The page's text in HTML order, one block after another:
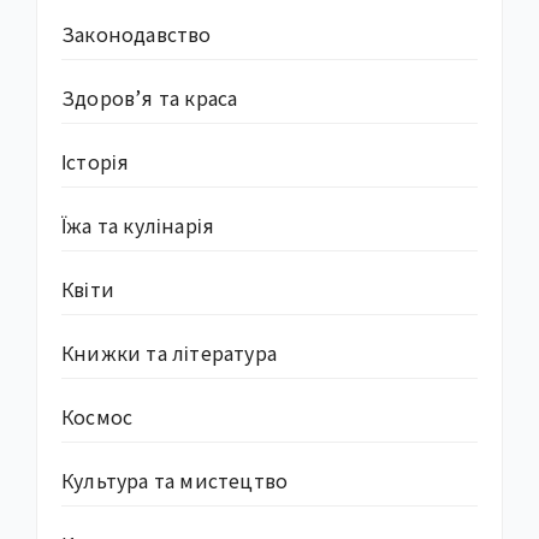
Законодавство
Здоров’я та краса
Історія
Їжа та кулінарія
Квіти
Книжки та література
Космос
Культура та мистецтво